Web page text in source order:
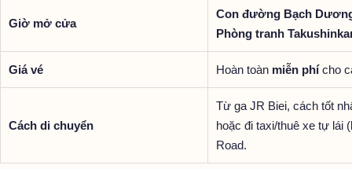
Giờ mở cửa
Con đường Bạch
Phòng tranh
Giá vé Hoàn toàn miễn phícho
Cách di chuyển
Từ ga JR Biei, cách tốt
hoặc đi taxi/thuê xe tự lái
Road.